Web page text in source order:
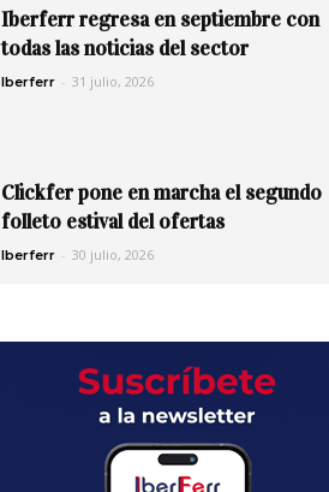
Iberferr regresa en septiembre con
todas las noticias del sector
Iberferr - 31 julio, 2026
Clickfer pone en marcha el segundo
folleto estival del ofertas
Iberferr - 30 julio, 2026